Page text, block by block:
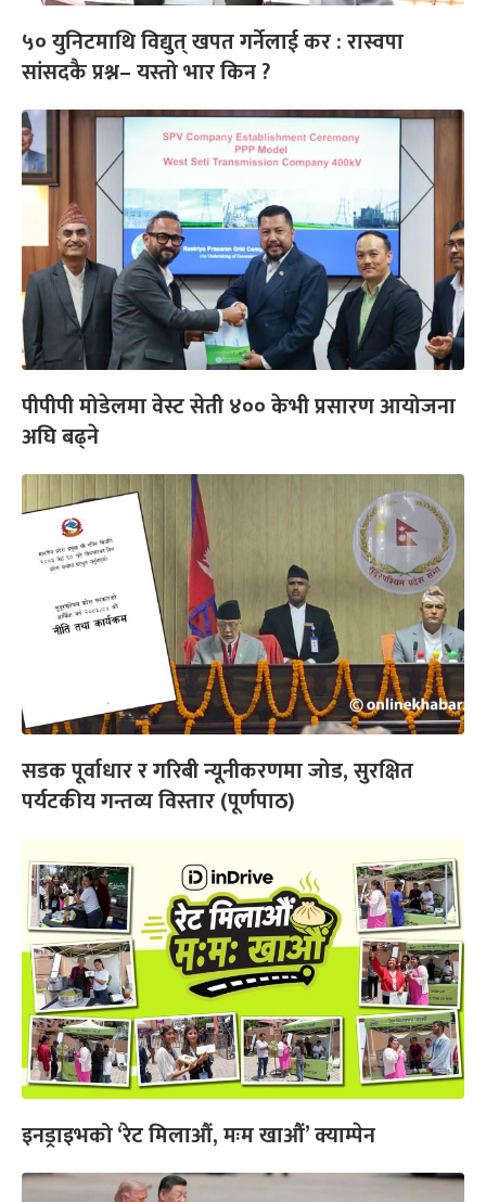
५० युनिटमाथि विद्युत् खपत गर्नेलाई कर : रास्वपा
सांसदकै प्रश्न– यस्तो भार किन ?
पीपीपी मोडेलमा वेस्ट सेती ४०० केभी प्रसारण आयोजना
अघि बढ्ने
सडक पूर्वाधार र गरिबी न्यूनीकरणमा जोड, सुरक्षित
पर्यटकीय गन्तव्य विस्तार (पूर्णपाठ)
इनड्राइभको ‘रेट मिलाऔं, मःम खाऔं’ क्याम्पेन